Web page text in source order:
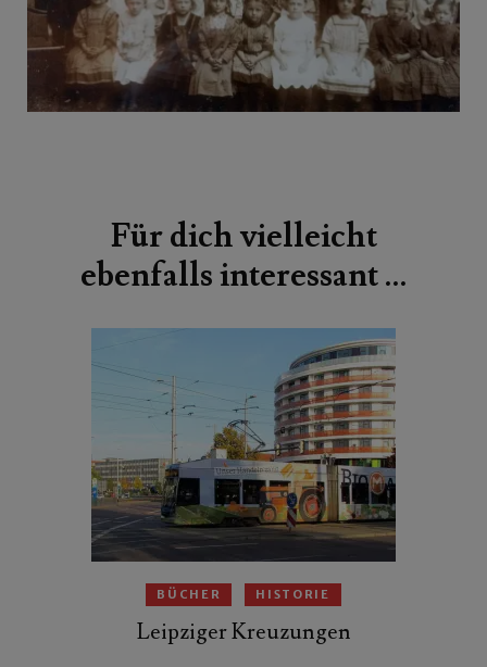
Für dich vielleicht
ebenfalls interessant …
BÜCHER HISTORIE
Leipziger Kreuzungen